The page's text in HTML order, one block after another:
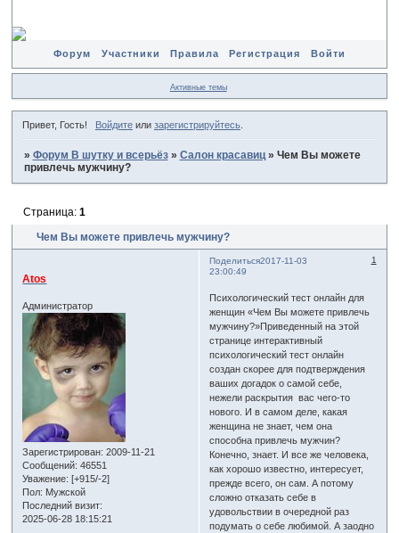
Форум Участники Правила Регистрация Войти
Активные темы
Привет, Гость! Войдитеили зарегистрируйтесь.
» Форум В шутку и всерьёз » Салон красавиц » Чем Вы можете
привлечь мужчину?
Чем Вы можете привлечь мужчину?
Страница: 1
Поделиться 1
2017-11-03
23:00:49
Atos
Администратор
Зарегистрирован: 2009-11-21
Сообщений: 46551
Уважение: [+915/-2]
Пол: Мужской
Последний визит:
2025-06-28 18:15:21
Психологический тест онлайн для
женщин «Чем Вы можете привлечь
мужчину?»Приведенный на этой
странице интерактивный
психологический тест онлайн
создан скорее для подтверждения
ваших догадок о самой себе,
нежели раскрытия вас чего-то
нового. И в самом деле, какая
женщина не знает, чем она
способна привлечь мужчин?
Конечно, знает. И все же человека,
как хорошо известно, интересует,
прежде всего, он сам. А потому
сложно отказать себе в
удовольствии в очередной раз
подумать о себе любимой. А заодно